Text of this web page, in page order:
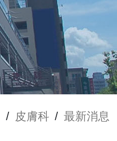
/ 皮膚科 / 最新消息